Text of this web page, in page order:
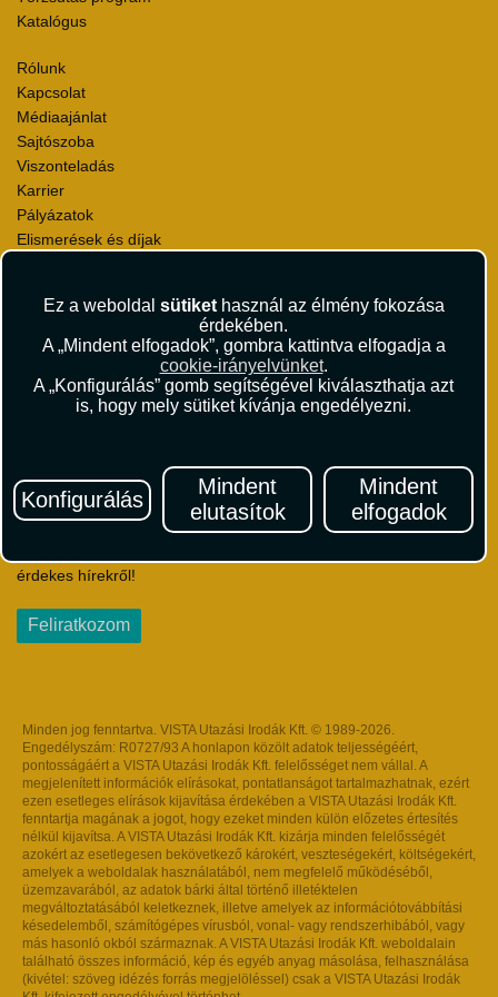
Ez a weboldal sütikethasznál az élmény fokozása
érdekében.
A „Mindent elfogadok”, gombra kattintva elfogadja a
cookie-irányelvünket.
A „Konfigurálás” gomb segítségével kiválaszthatja azt
is, hogy mely sütiket kívánja engedélyezni.
Konfigurálás
Mindent
elutasítok
Mindent
elfogadok
Katalógus
Rólunk
Kapcsolat
Médiaajánlat
Sajtószoba
Viszonteladás
Karrier
Pályázatok
Elismerések és díjak
Utazási Csomag Szerződési Feltételek
Útlemondás-biztosítás Szerződési Feltételek
Utasbiztosítás Szerződési Feltételek
Repülőjegy Szerződési Feltételek
Adatvédelem
Hírlevél
Iratkozzon fel Magyarország egyik legszínesebb utazási
érdekes hírekről!
Feliratkozom
Minden jog fenntartva. VISTA Utazási Irodák Kft. © 1989-2026.
Engedélyszám: R0727/93 A honlapon közölt adatok teljességéért,
pontosságáért a VISTA Utazási Irodák Kft. felelősséget nem vállal. A
megjelenített információk elírásokat, pontatlanságot tartalmazhatnak, ezért
ezen esetleges elírások kijavítása érdekében a VISTA Utazási Irodák Kft.
fenntartja magának a jogot, hogy ezeket minden külön előzetes értesítés
nélkül kijavítsa. A VISTA Utazási Irodák Kft. kizárja minden felelősségét
azokért az esetlegesen bekövetkező károkért, veszteségekért, költségekért,
amelyek a weboldalak használatából, nem megfelelő működéséből,
üzemzavarából, az adatok bárki által történő illetéktelen
megváltoztatásából keletkeznek, illetve amelyek az információtovábbítási
késedelemből, számítógépes vírusból, vonal- vagy rendszerhibából, vagy
más hasonló okból származnak. A VISTA Utazási Irodák Kft. weboldalain
található összes információ, kép és egyéb anyag másolása, felhasználása
(kivétel: szöveg idézés forrás megjelöléssel) csak a VISTA Utazási Irodák